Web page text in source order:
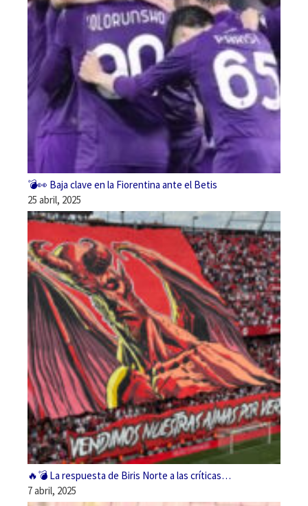
💣👀 Baja clave en la Fiorentina ante el Betis
25 abril, 2025
🔥💣 La respuesta de Biris Norte a las críticas…
7 abril, 2025